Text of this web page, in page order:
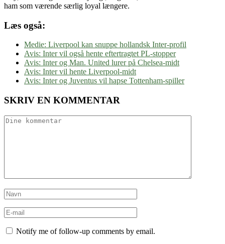
ham som værende særlig loyal længere.
Læs også:
Medie: Liverpool kan snuppe hollandsk Inter-profil
Avis: Inter vil også hente eftertragtet PL-stopper
Avis: Inter og Man. United lurer på Chelsea-midt
Avis: Inter vil hente Liverpool-midt
Avis: Inter og Juventus vil hapse Tottenham-spiller
SKRIV EN KOMMENTAR
Notify me of follow-up comments by email.